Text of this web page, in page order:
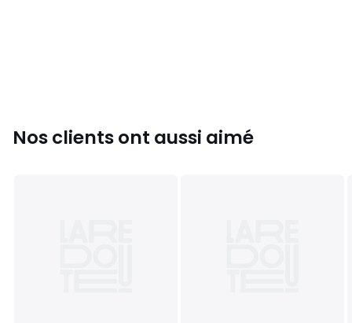
Nos clients ont aussi aimé